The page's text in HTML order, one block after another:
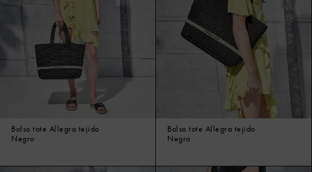
Bolso tote Allegra tejido
Negro
Bolso tote Allegra tejido
Negro